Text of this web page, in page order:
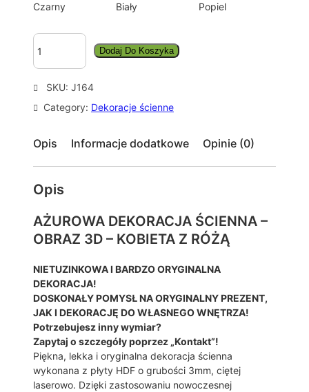
Czarny
Biały Popiel
i
o
ś
D
K
R
A
C
J
A
Ś
I
E
N
N
A
O
B
R
A
Dodaj Do Koszyka
SKU: J164
Category: Dekoracje ścienne
Opis Informacje dodatkowe Opinie (0)
Opis
AŻUROWA DEKORACJA ŚCIENNA –
OBRAZ 3D – KOBIETA Z RÓŻĄ
NIETUZINKOWA I BARDZO ORYGINALNA
DEKORACJA!
DOSKONAŁY POMYSŁ NA ORYGINALNY PREZENT,
JAK I DEKORACJĘ DO WŁASNEGO WNĘTRZA!
Potrzebujesz inny wymiar?
Zapytaj o szczegóły poprzez „Kontakt”!
Piękna, lekka i oryginalna dekoracja ścienna
wykonana z płyty HDF o grubości 3mm, ciętej
laserowo. Dzięki zastosowaniu nowoczesnej